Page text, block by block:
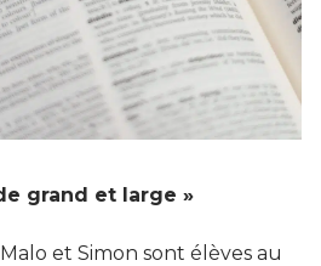
grand et large »
et Simon sont élèves au